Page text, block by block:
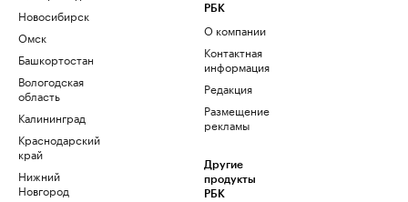
Новосибирск
Омск
Башкортостан
Вологодская
область
Калининград
Краснодарский
край
Нижний
Новгород
РБК
О компании
Контактная
информация
Редакция
Размещение
рекламы
Другие
продукты
РБК